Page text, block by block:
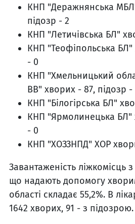
КНП "Деражнянська
підозр - 2
КНП "Летичівська БЛ"
КНП "Теофіпольська БЛ"
- 0
КНП "Хмельницький
ВВ" хворих - 87, підозр -
КНП "Білогірська БЛ"
КНП "Ярмолинецька БЛ"
- 0
КНП "ХОЗЗНПД" ХОР
Завантаженість ліжкомісць
що надають допомогу
області складає 55,2%. В
1642 хворих, 91 - з підозрою.